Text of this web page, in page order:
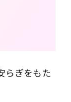
らぎをもた